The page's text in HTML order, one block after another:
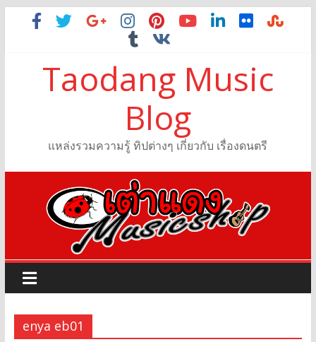
Taodang Music
Blog
แหล่งรวมความรู้ ทิปต่างๆ เกี่ยวกับ เรื่องดนตรี
enya eb01